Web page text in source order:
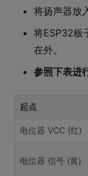
将扬声器放
将ESP32板
在外。
参照下表进
起点
电位器 VCC (红)
电位器 信号 (黄)